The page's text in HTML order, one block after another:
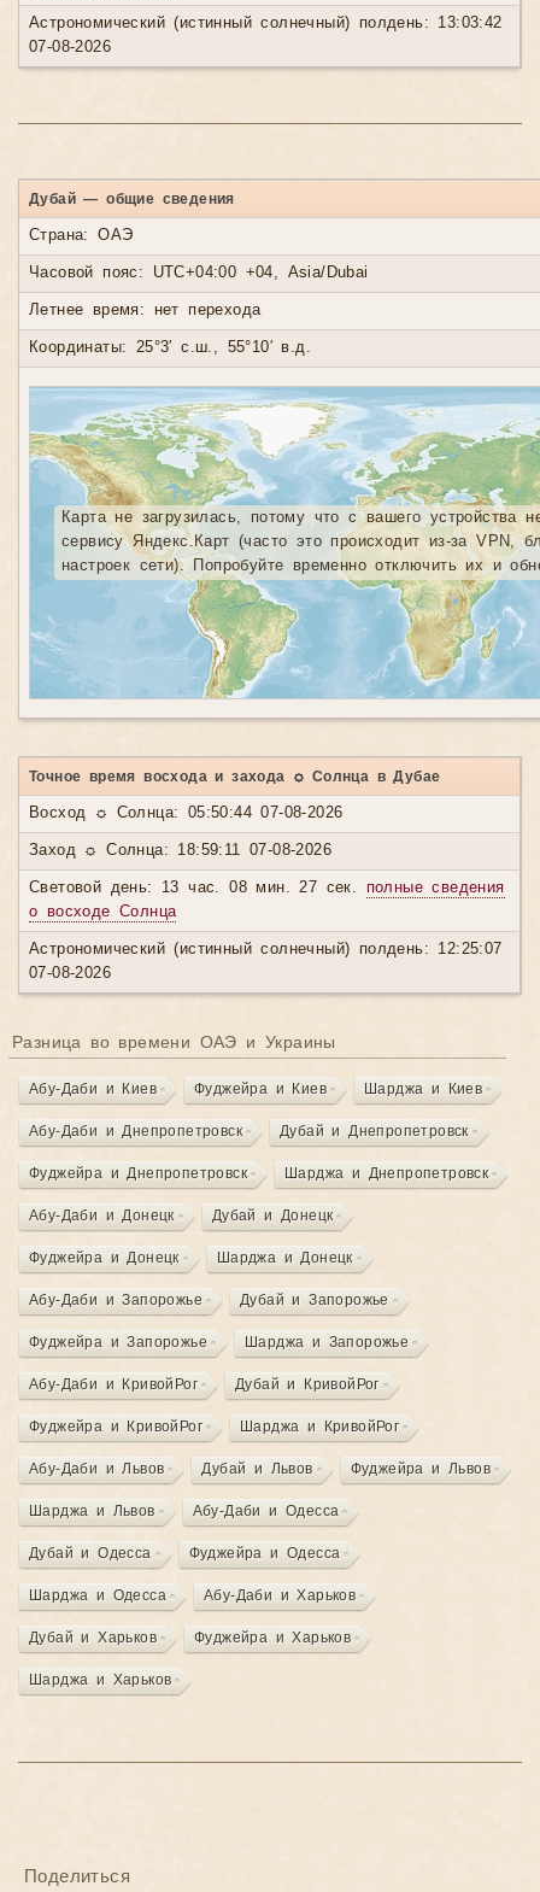
Астрономический (истинный солнечный) полдень: 13:03:42
07-08-2026
Дубай — общие сведения
Страна: ОАЭ
Часовой пояс: UTC+04:00 +04, Asia/Dubai
Летнее время: нет перехода
Координаты: 25°3′ с.ш., 55°10′ в.д.
Карта не загрузилась, потому что с вашего устройства
сервису Яндекс.Карт (часто это происходит из-за VPN,
настроек сети). Попробуйте временно отключить их и
Точное время восхода и захода ☼ Солнца в Дубае
Восход ☼ Солнца: 05:50:44 07-08-2026
Заход ☼ Солнца: 18:59:11 07-08-2026
Световой день: 13 час. 08 мин. 27 сек. полные сведения
о восходе Солнца
Астрономический (истинный солнечный) полдень: 12:25:07
07-08-2026
Разница во времени ОАЭ и Украины
Абу-Даби и Киев Фуджейра и Киев Шарджа и Киев
Абу-Даби и Днепропетровск Дубай и Днепропетровск
Фуджейра и Днепропетровск Шарджа и Днепропетровск
Абу-Даби и Донецк Дубай и Донецк
Фуджейра и Донецк Шарджа и Донецк
Абу-Даби и Запорожье Дубай и Запорожье
Фуджейра и Запорожье Шарджа и Запорожье
Абу-Даби и КривойРог Дубай и КривойРог
Фуджейра и КривойРог Шарджа и КривойРог
Абу-Даби и Львов Дубай и Львов Фуджейра и Львов
Шарджа и Львов Абу-Даби и Одесса
Дубай и Одесса Фуджейра и Одесса
Шарджа и Одесса Абу-Даби и Харьков
Дубай и Харьков Фуджейра и Харьков
Шарджа и Харьков
Поделиться